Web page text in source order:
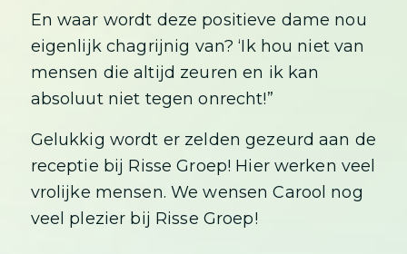
En waar wordt deze positieve dame nou
eigenlijk chagrijnig van? ‘Ik hou niet van
mensen die altijd zeuren en ik kan
absoluut niet tegen onrecht!”
Gelukkig wordt er zelden gezeurd aan de
receptie bij Risse Groep! Hier werken veel
vrolijke mensen. We wensen Carool nog
veel plezier bij Risse Groep!